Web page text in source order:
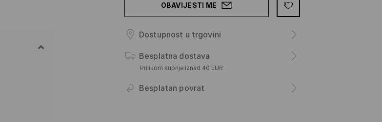
OBAVIJESTI ME
Dostupnost u trgovini
Besplatna dostava
Prilikom kupnje iznad 40 EUR
Besplatan povrat